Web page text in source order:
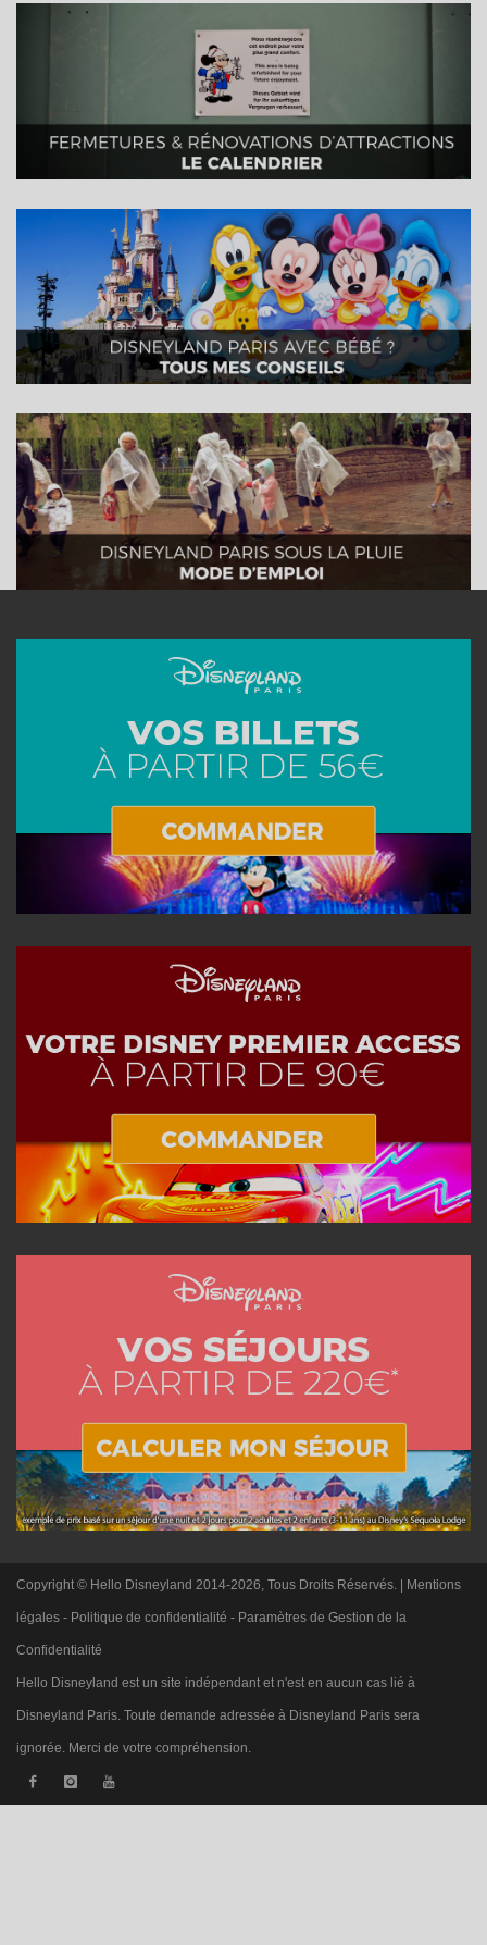
Copyright © Hello Disneyland 2014-2026, Tous Droits Réservés. | Mentions
légales - Politique de confidentialité - Paramètres de Gestion de la
Confidentialité
Hello Disneyland est un site indépendant et n'est en aucun cas lié à
Disneyland Paris. Toute demande adressée à Disneyland Paris sera
ignorée. Merci de votre compréhension.